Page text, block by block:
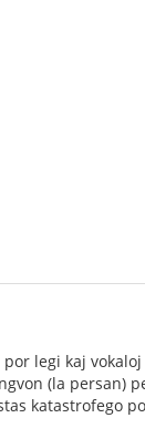
legi kaj
(la persan)
katastrofego